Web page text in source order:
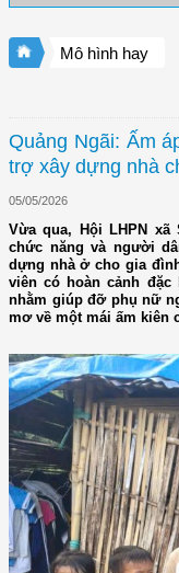
Mô hình hay
Quảng Ngãi: Ấm
trợ xây dựng nhà
05/05/2026
Vừa qua, Hội LHPN
chức năng và người
dựng nhà ở cho gia
viên có hoàn cảnh
nhằm giúp đỡ phụ nữ
mơ về một mái ấm kiên